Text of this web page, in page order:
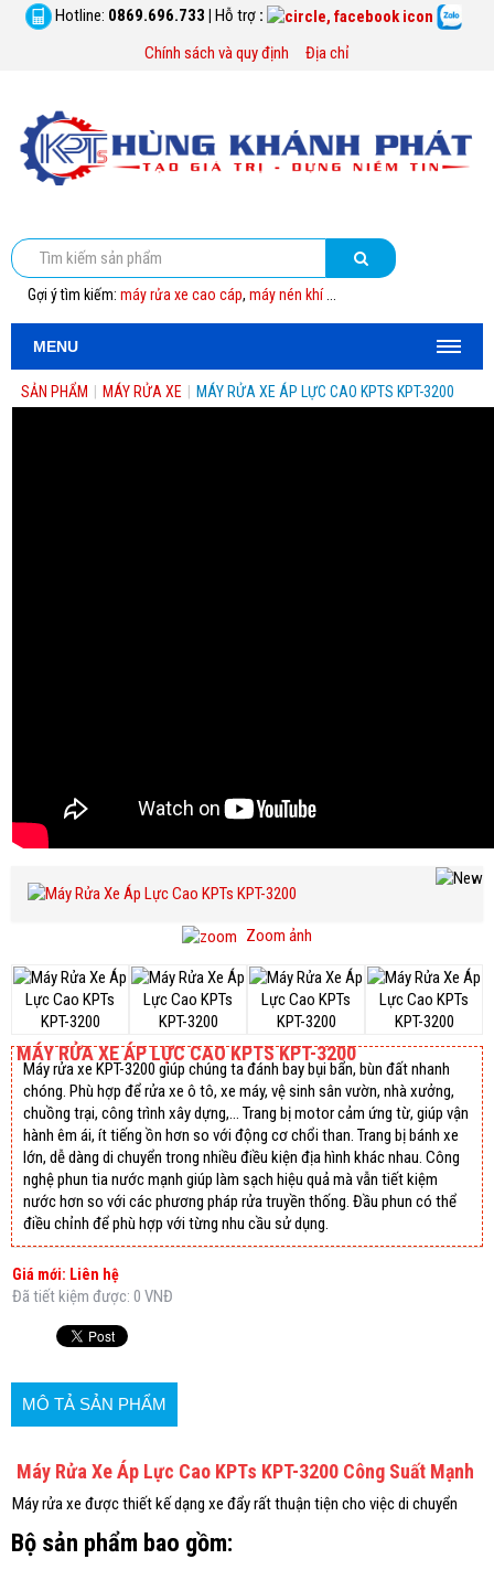
Hotline: 0869.696.733 | Hỗ trợ :
Chính sách và quy định
Địa chỉ
Gợi ý tìm kiếm: máy rửa xe cao cáp, máy nén khí...
MENU
SẢN PHẨM MÁY RỬA XE MÁY RỬA XE ÁP LỰC CAO KPTS KPT-3200
Zoom ảnh
MÁY RỬA XE ÁP LỰC CAO KPTS KPT-3200
Máy rửa xe KPT-3200 giúp chúng ta đánh bay bụi bẩn, bùn đất nhanh
chóng. Phù hợp để rửa xe ô tô, xe máy, vệ sinh sân vườn, nhà xưởng,
chuồng trại, công trình xây dựng,… Trang bị motor cảm ứng từ, giúp vận
hành êm ái, ít tiếng ồn hơn so với động cơ chổi than. Trang bị bánh xe
lớn, dễ dàng di chuyển trong nhiều điều kiện địa hình khác nhau. Công
nghệ phun tia nước mạnh giúp làm sạch hiệu quả mà vẫn tiết kiệm
nước hơn so với các phương pháp rửa truyền thống. Đầu phun có thể
điều chỉnh để phù hợp với từng nhu cầu sử dụng.
Giá mới: Liên hệ
Đã tiết kiệm được: 0 VNĐ
MÔ TẢ SẢN PHẨM
Máy Rửa Xe Áp Lực Cao KPTs KPT-3200 Công Suất Mạnh
Máy rửa xe được thiết kế dạng xe đẩy rất thuận tiện cho việc di chuyển
Bộ sản phẩm bao gồm: